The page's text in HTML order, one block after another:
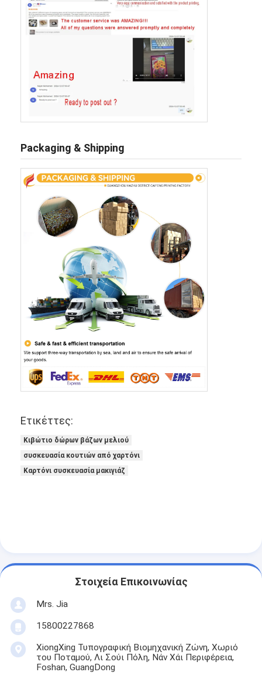
Packaging & Shipping
Ετικέττες:
Κιβώτιο δώρων βάζων μελιού
συσκευασία κουτιών από χαρτόνι
Καρτόνι συσκευασία μακιγιάζ
Στοιχεία Επικοινωνίας
Mrs. Jia
15800227868
XiongXing Τυπογραφική Βιομηχανική Ζώνη, Χωριό
του Ποταμού, Λι Σούι Πόλη, Νάν Χάι Περιφέρεια,
Foshan, GuangDong